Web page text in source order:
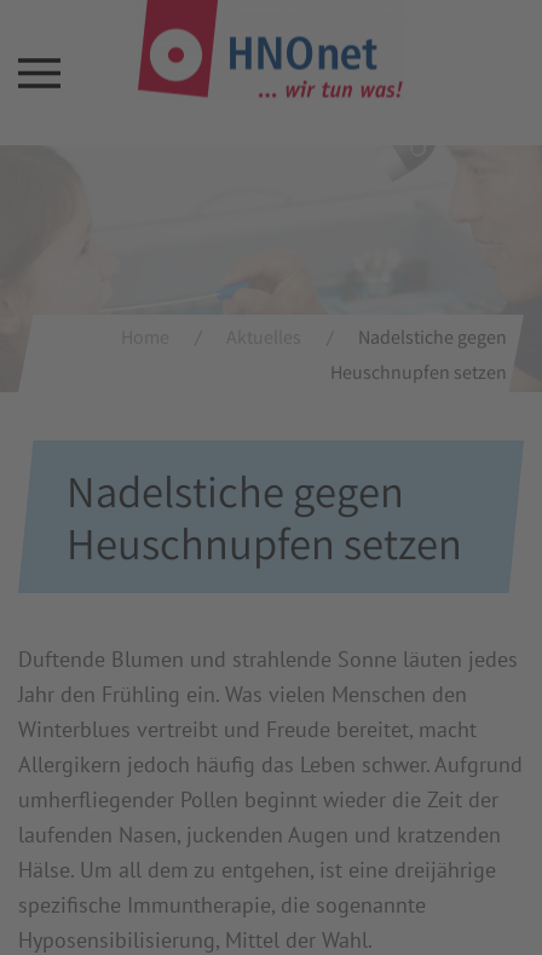
Nadelstiche gegen
Heuschnupfen setzen
Nadelstiche gegen
Heuschnupfen setzen
Duftende Blumen und strahlende Sonne läuten jedes
Jahr den Frühling ein. Was vielen Menschen den
Winterblues vertreibt und Freude bereitet, macht
Allergikern jedoch häufig das Leben schwer. Aufgrund
umherfliegender Pollen beginnt wieder die Zeit der
laufenden Nasen, juckenden Augen und kratzenden
Hälse. Um all dem zu entgehen, ist eine dreijährige
spezifische Immuntherapie, die sogenannte
Hyposensibilisierung, Mittel der Wahl.